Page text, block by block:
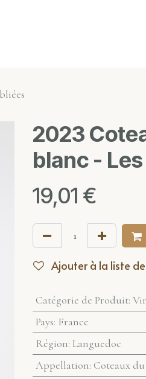
2023
blanc -
19,01 €
Ajouter à la liste
Catégorie de Produit:
Pays: France
Région: Languedoc
Appellation: Coteaux